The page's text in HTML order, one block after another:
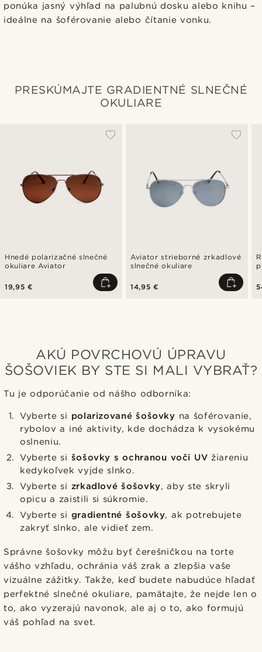
ponúka jasný výhľad na palubnú dosku alebo knihu –
ideálne na šoférovanie alebo čítanie vonku.
PRESKÚMAJTE GRADIENTNÉ SLNEČNÉ
OKULIARE
Hnedé polarizačné slnečné
okuliare Aviator
19,95 €
Aviator strieborné zrkadlové
slnečné okuliare
14,95 €
AKÚ POVRCHOVÚ ÚPRAVU
ŠOŠOVIEK BY STE SI MALI VYBRAŤ?
Tu je odporúčanie od nášho odborníka:
Vyberte si polarizované šošovky na šoférovanie,
rybolov a iné aktivity, kde dochádza k vysokému
oslneniu.
Vyberte si šošovky s ochranou voči UV žiareniu
kedykoľvek vyjde slnko.
Vyberte si zrkadlové šošovky, aby ste skryli
opicu a zaistili si súkromie.
Vyberte si gradientné šošovky, ak potrebujete
zakryť slnko, ale vidieť zem.
Správne šošovky môžu byť čerešničkou na torte
vášho vzhľadu, ochránia váš zrak a zlepšia vaše
vizuálne zážitky. Takže, keď budete nabudúce hľadať
perfektné slnečné okuliare, pamätajte, že nejde len o
to, ako vyzerajú navonok, ale aj o to, ako formujú
váš pohľad na svet.